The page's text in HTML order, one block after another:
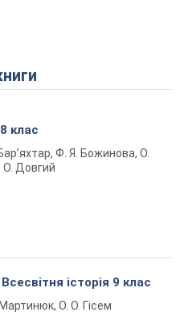
Play Video
клас
Ф. Я. Божинова, О.
О. Довгий
історія 9 клас
О. О. Гісем